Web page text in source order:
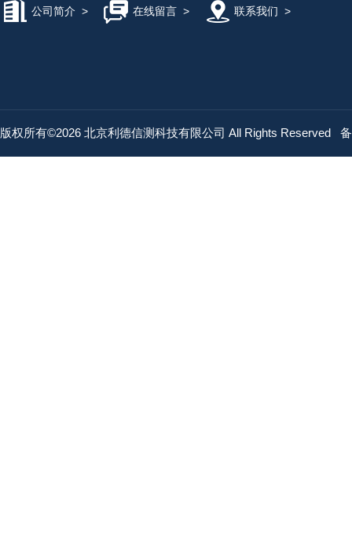
公司简介 > 在线留言> 联系我们 >
版权所有©2026 北京利德信测科技有限公司 All Rights Reserved